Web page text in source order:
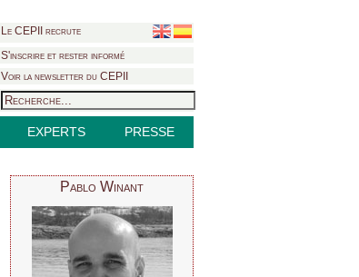
Le CEPII recrute
S'inscrire et rester informé
Voir la newsletter du CEPII
EXPERTS PRESSE
Pablo Winant